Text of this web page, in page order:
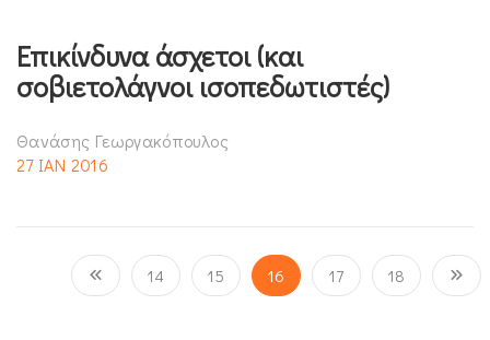
Επικίνδυνα άσχετοι (και
σοβιετολάγνοι ισοπεδωτιστές)
Θανάσης Γεωργακόπουλος
27 ΙΑΝ 2016
14 15 16 17 18